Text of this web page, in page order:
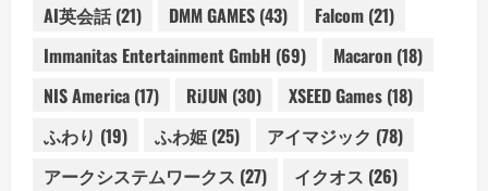
AI英会話(21) DMM GAMES (43) Falcom (21)
Immanitas Entertainment GmbH (69) Macaron (18)
NIS America (17) RiJUN (30) XSEED Games (18)
ふわり (19) ふわ姫 (25) アイマジック (78)
アークシステムワークス (27) イクオス (26)